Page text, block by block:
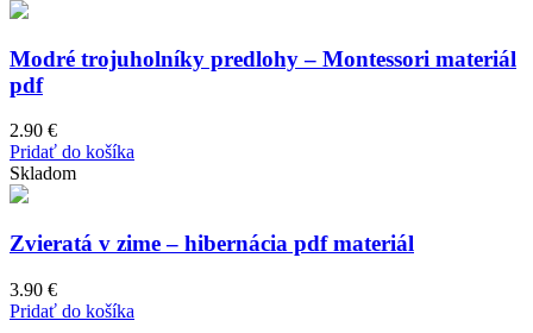
Modré trojuholníky predlohy – Montessori materiál
pdf
2.90 €
Pridať do košíka
Skladom
Zvieratá v zime – hibernácia pdf materiál
3.90 €
Pridať do košíka